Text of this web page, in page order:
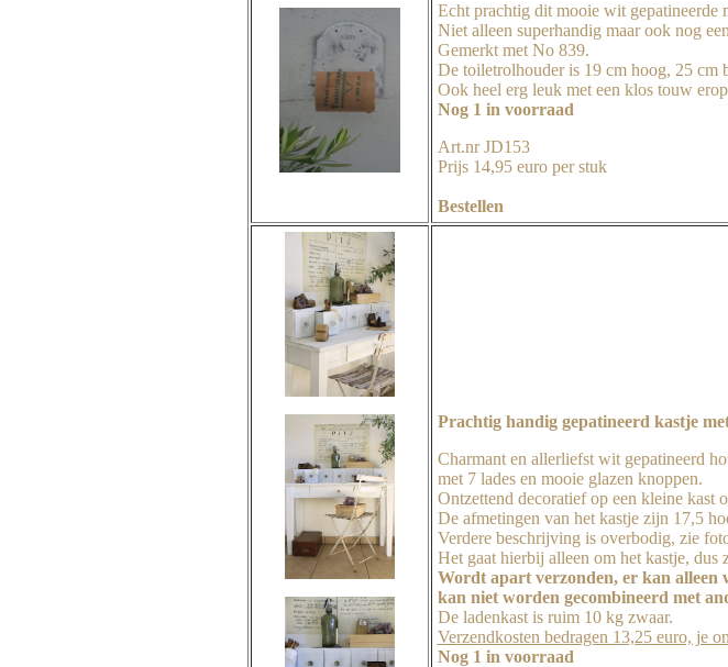
Echt prachtig dit mooie wit gepatineerde
Niet alleen superhandig maar ook nog
Gemerkt met No 839.
De toiletrolhouder is 19 cm hoog, 25 cm
Ook heel erg leuk met een klos touw
Nog 1 in voorraad
Art.nr JD153
Prijs 14,95 euro per stuk
Bestellen
Prachtig handig gepatineerd kastje
Charmant en allerliefst wit gepatineerd
met 7 lades en mooie glazen knoppen.
Ontzettend decoratief op een kleine kast
De afmetingen van het kastje zijn 17,5
Verdere beschrijving is overbodig, zie
Het gaat hierbij alleen om het kastje, dus
Wordt apart verzonden, er kan alleen
kan niet worden gecombineerd met
De ladenkast is ruim 10 kg zwaar.
Verzendkosten bedragen 13,25 euro, je
Nog 1 in voorraad